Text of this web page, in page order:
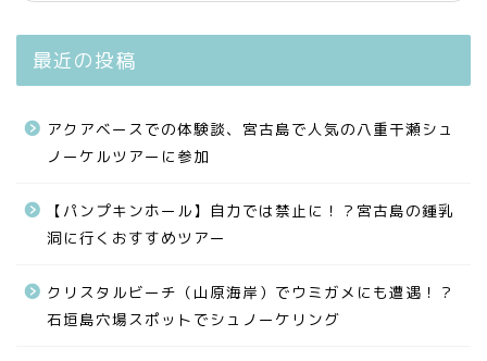
最近の投稿
アクアベースでの体験談、宮古島で人気の八重干瀬シュ
ノーケルツアーに参加
【パンプキンホール】自力では禁止に！？宮古島の鍾乳
洞に行くおすすめツアー
クリスタルビーチ（山原海岸）でウミガメにも遭遇！？
石垣島穴場スポットでシュノーケリング